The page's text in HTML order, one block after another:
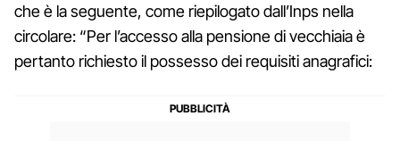
che è la seguente, come riepilogato dall’Inps nella
circolare: “Per l’accesso alla pensione di vecchiaia è
pertanto richiesto il possesso dei requisiti anagrafici: